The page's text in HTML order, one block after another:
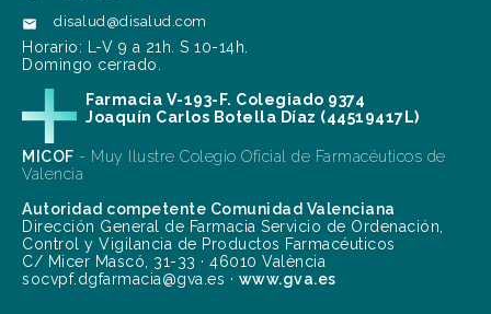
 disalud@disalud.com
Horario: L-V 9 a 21h. S 10-14h.
Domingo cerrado.
Farmacia V-193-F. Colegiado 9374
Joaquín Carlos Botella Díaz (44519417L)
MICOF - Muy Ilustre Colegio Oficial de Farmacéuticos de
Valencia
Autoridad competente Comunidad Valenciana
Dirección General de Farmacia Servicio de Ordenación,
Control y Vigilancia de Productos Farmacéuticos
C/ Micer Mascó, 31-33 · 46010 València
socvpf.dgfarmacia@gva.es · www.gva.es